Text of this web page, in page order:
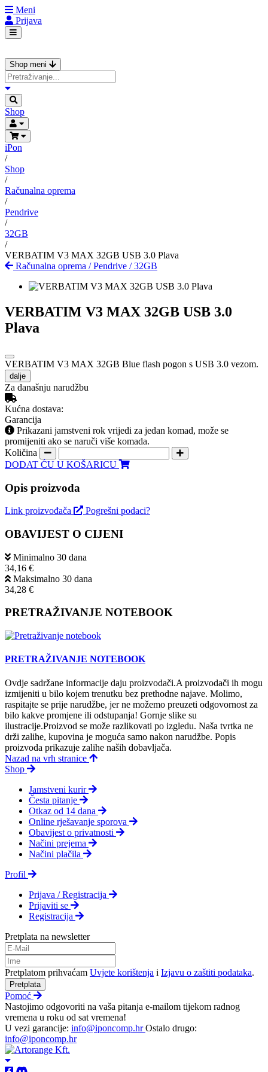
Meni
Prijava
Shop meni
Shop
iPon
/
Shop
/
Računalna oprema
/
Pendrive
/
32GB
/
VERBATIM V3 MAX 32GB USB 3.0 Plava
Računalna oprema /Pendrive /32GB
VERBATIM V3 MAX 32GB USB 3.0
Plava
VERBATIM V3 MAX 32GB Blue flash pogon s USB 3.0 vezom.
dalje
Za današnju narudžbu
Kućna dostava:
Garancija
Prikazani jamstveni rok vrijedi za jedan komad, može se
promijeniti ako se naruči više komada.
Količina
DODAT ĆU U KOŠARICU
Opis proizvoda
Link proizvođača Pogrešni podaci?
OBAVIJEST O CIJENI
Minimalno 30 dana
34,16 €
Maksimalno 30 dana
34,28 €
PRETRAŽIVANJE NOTEBOOK
PRETRAŽIVANJE NOTEBOOK
Ovdje sadržane informacije daju proizvodači.A proizvodači ih mogu
izmijeniti u bilo kojem trenutku bez prethodne najave. Molimo,
raspitajte se prije narudžbe, jer ne možemo preuzeti odgovornost za
bilo kakve promjene ili odstupanja! Gornje slike su
ilustracije.Proizvod se može razlikovati po izgledu. Naša tvrtka ne
drži zalihe, kupovina je moguća samo nakon narudžbe. Popis
proizvoda prikazuje zalihe naših dobavljača.
Nazad na vrh stranice
Shop
Jamstveni kurir
Česta pitanje
Otkaz od 14 dana
Online rješavanje sporova
Obavijest o privatnosti
Načini prejema
Načini plačila
Profil
Prijava / Registracija
Prijaviti se
Registracija
Pretplata na newsletter
Pretplatom prihvaćam Uvjete korištenja i Izjavu o zaštiti podataka.
Pretplata
Pomoć
Nastojimo odgovoriti na vaša pitanja e-mailom tijekom radnog
vremena u roku od sat vremena!
U vezi garancije: info@iponcomp.hrOstalo drugo:
info@iponcomp.hr